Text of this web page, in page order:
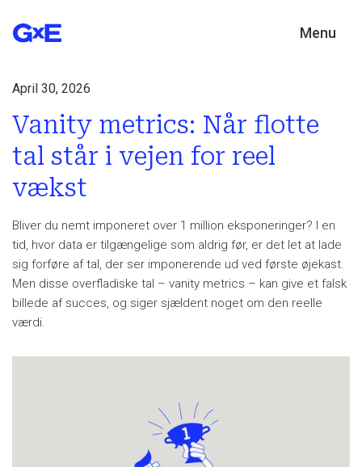
Menu
April 30, 2026
Vanity metrics: Når flotte
tal står i vejen for reel
vækst
Bliver du nemt imponeret over 1 million eksponeringer? I en
tid, hvor data er tilgængelige som aldrig før, er det let at lade
sig forføre af tal, der ser imponerende ud ved første øjekast.
Men disse overfladiske tal – vanity metrics – kan give et falsk
billede af succes, og siger sjældent noget om den reelle
værdi.